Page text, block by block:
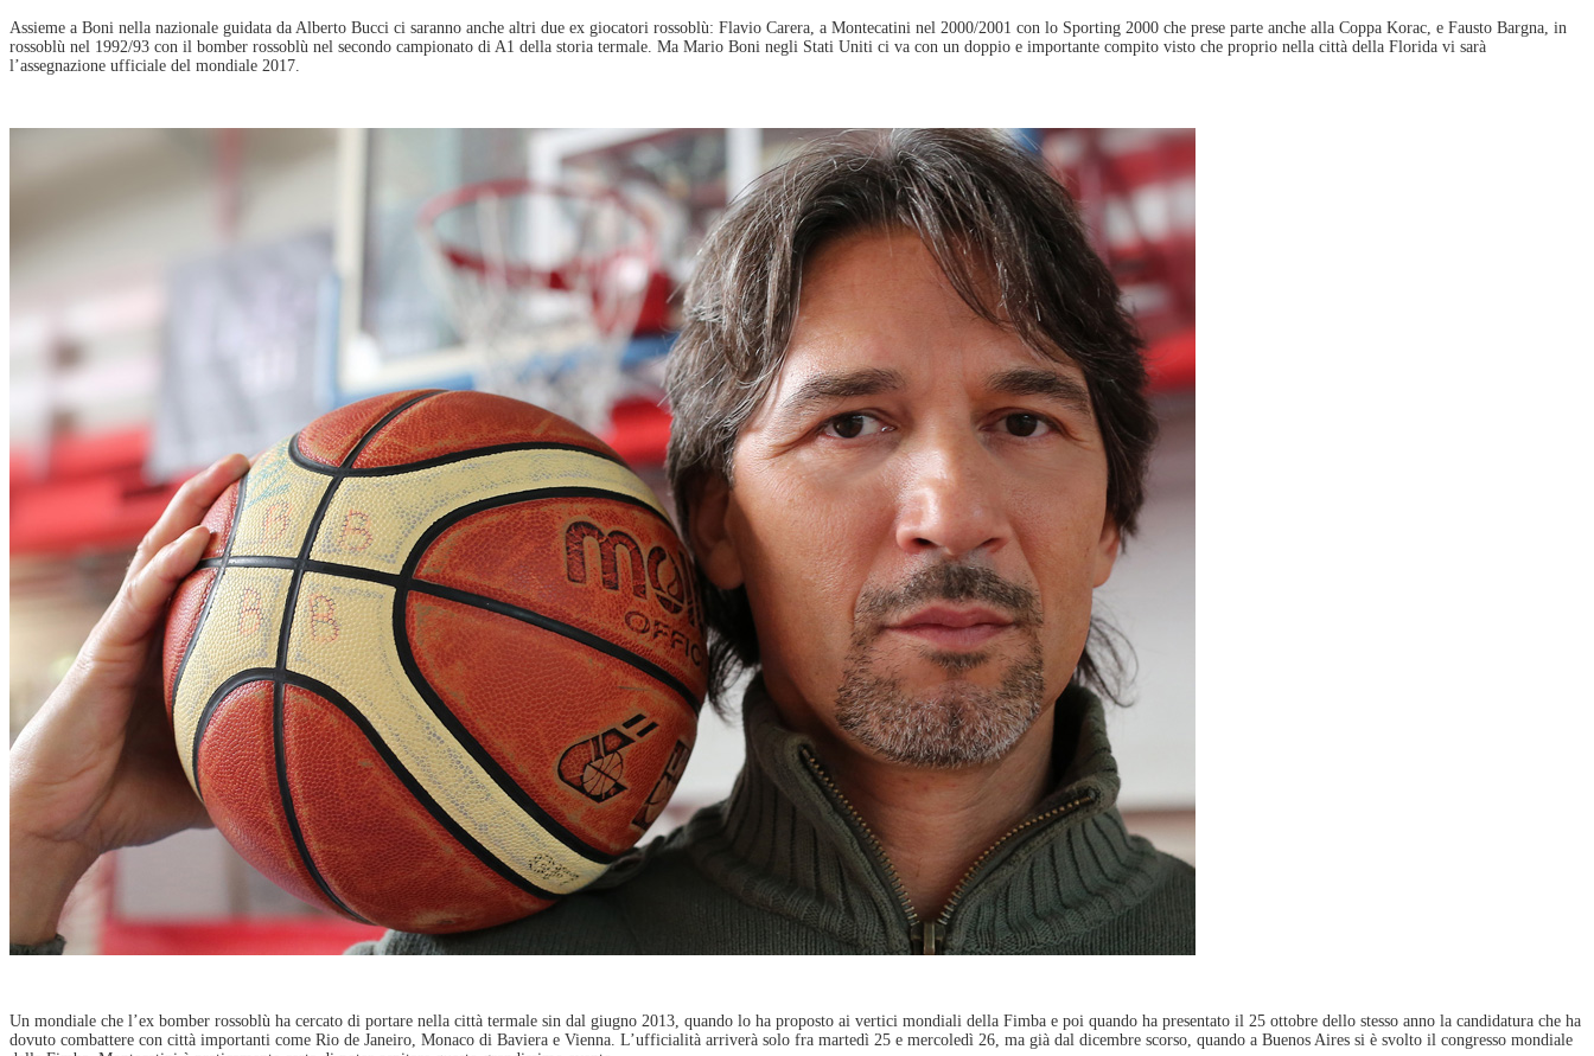
Assieme a Boni nella nazionale guidata da Alberto Bucci ci saranno anche altri due ex giocatori rossoblù: Flavio Carera, a Montecatini nel 2000/2001 con lo Sporting 2000 che prese parte anche alla Coppa Korac, e Fausto Bargna, in
rossoblù nel 1992/93 con il bomber rossoblù nel secondo campionato di A1 della storia termale. Ma Mario Boni negli Stati Uniti ci va con un doppio e importante compito visto che proprio nella città della Florida vi sarà
l’assegnazione ufficiale del mondiale 2017.
Un mondiale che l’ex bomber rossoblù ha cercato di portare nella città termale sin dal giugno 2013, quando lo ha proposto ai vertici mondiali della Fimba e poi quando ha presentato il 25 ottobre dello stesso anno la candidatura che ha
dovuto combattere con città importanti come Rio de Janeiro, Monaco di Baviera e Vienna. L’ufficialità arriverà solo fra martedì 25 e mercoledì 26, ma già dal dicembre scorso, quando a Buenos Aires si è svolto il congresso mondiale